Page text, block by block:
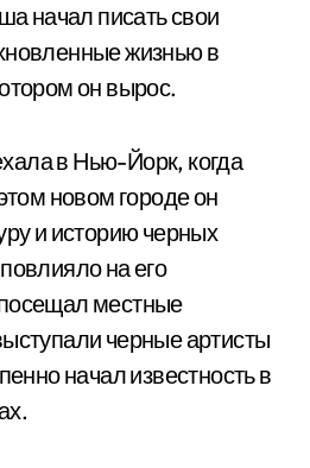
начал писать свои
жизнью в
он вырос.
в Нью-Йорк, когда
новом городе он
и историю черных
на его
местные
черные артисты
начал известность в